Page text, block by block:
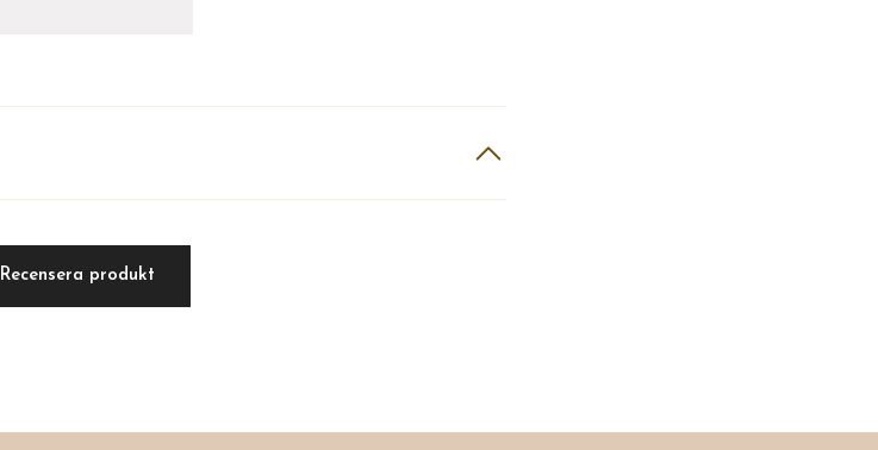
Recensera produkt